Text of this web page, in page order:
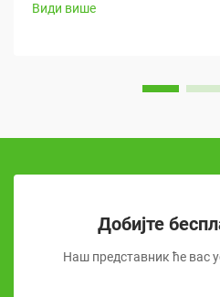
Види више
Добијте
Наш представник ће вас